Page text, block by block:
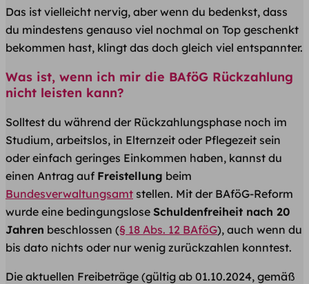
Das ist vielleicht nervig, aber wenn du bedenkst, dass
du mindestens genauso viel nochmal on Top geschenkt
bekommen hast, klingt das doch gleich viel entspannter.
Was ist, wenn ich mir die BAföG Rückzahlung
nicht leisten kann?
Solltest du während der Rückzahlungsphase noch im
Studium, arbeitslos, in Elternzeit oder Pflegezeit sein
oder einfach geringes Einkommen haben, kannst du
einen Antrag auf Freistellung beim
Bundesverwaltungsamt stellen. Mit der BAföG-Reform
wurde eine bedingungslose Schuldenfreiheit nach 20
Jahren beschlossen (§ 18 Abs. 12 BAföG), auch wenn du
bis dato nichts oder nur wenig zurückzahlen konntest.
Die aktuellen Freibeträge (gültig ab 01.10.2024, gemäß